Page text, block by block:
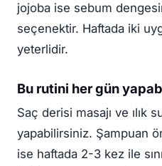
jojoba ise sebum
seçenektir. Haftada iki
yeterlidir.
Bu rutini her gün
Saç derisi masajı ve ılık
yapabilirsiniz. Şampuan
ise haftada 2-3 kez ile